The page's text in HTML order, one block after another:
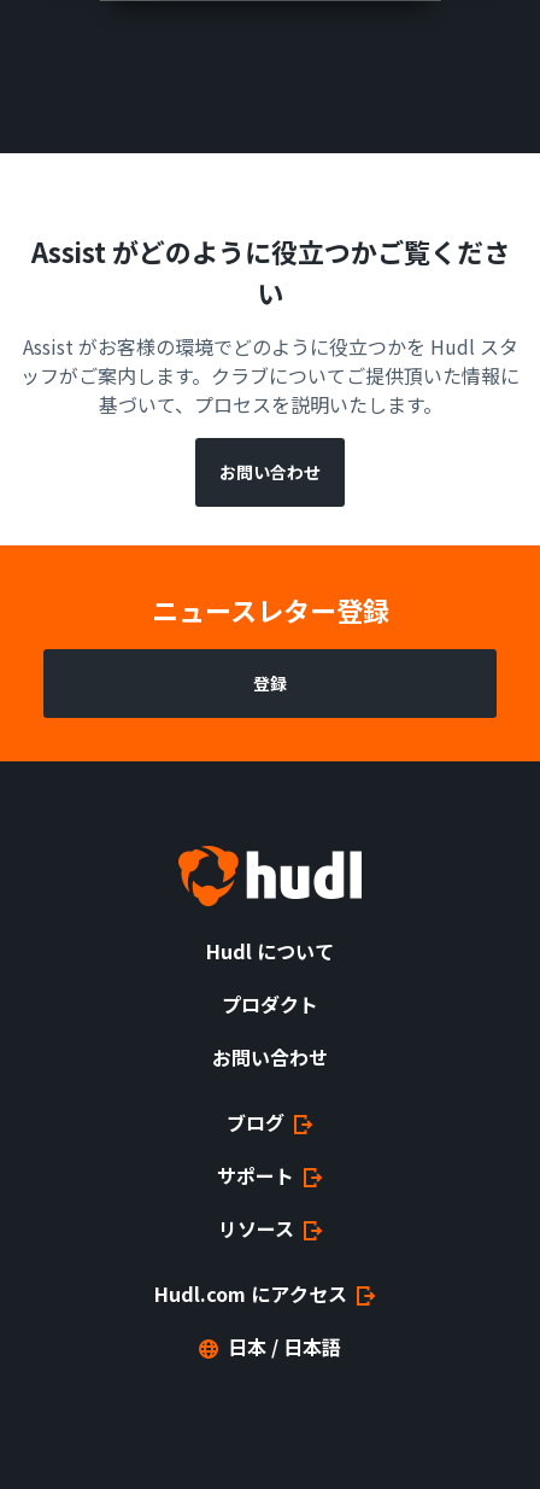
Assist がどのように役立つかご覧くださ
い
Assist がお客様の環境でどのように役立つかを Hudl スタ
ッフがご案内します。クラブについてご提供頂いた情報に
基づいて、プロセスを説明いたします。
お問い合わせ
ニュースレター登録
登録
Hudl について
プロダクト
お問い合わせ
ブログ
サポート
リソース
Hudl.com にアクセス
日本 / 日本語